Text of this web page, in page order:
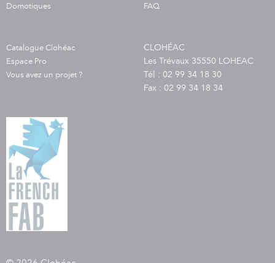
Domotiques
FAQ
Catalogue Clohéac
Espace Pro
Vous avez un projet ?
CLOHÉAC
Les Trévaux 35550 LOHEAC
Tél : 02 99 34 18 30
Fax : 02 99 34 18 34